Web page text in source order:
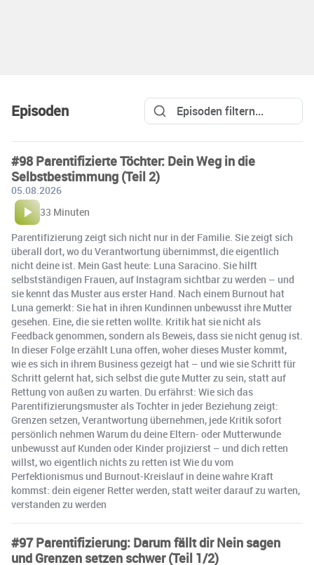
Episoden
#98 Parentifizierte Töchter: Dein Weg in die
Selbstbestimmung (Teil 2)
05.08.2026
33 Minuten
Parentifizierung zeigt sich nicht nur in der Familie. Sie zeigt sich
überall dort, wo du Verantwortung übernimmst, die eigentlich
nicht deine ist. Mein Gast heute: Luna Saracino. Sie hilft
selbstständigen Frauen, auf Instagram sichtbar zu werden – und
sie kennt das Muster aus erster Hand. Nach einem Burnout hat
Luna gemerkt: Sie hat in ihren Kundinnen unbewusst ihre Mutter
gesehen. Eine, die sie retten wollte. Kritik hat sie nicht als
Feedback genommen, sondern als Beweis, dass sie nicht genug ist.
In dieser Folge erzählt Luna offen, woher dieses Muster kommt,
wie es sich in ihrem Business gezeigt hat – und wie sie Schritt für
Schritt gelernt hat, sich selbst die gute Mutter zu sein, statt auf
Rettung von außen zu warten. Du erfährst: Wie sich das
Parentifizierungsmuster als Tochter in jeder Beziehung zeigt:
Grenzen setzen, Verantwortung übernehmen, jede Kritik sofort
persönlich nehmen Warum du deine Eltern- oder Mutterwunde
unbewusst auf Kunden oder Kinder projizierst – und dich retten
willst, wo eigentlich nichts zu retten ist Wie du vom
Perfektionismus und Burnout-Kreislauf in deine wahre Kraft
kommst: dein eigener Retter werden, statt weiter darauf zu warten,
verstanden zu werden
#97 Parentifizierung: Darum fällt dir Nein sagen
und Grenzen setzen schwer (Teil 1/2)